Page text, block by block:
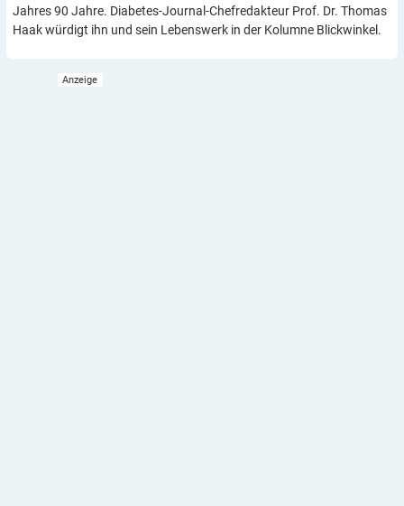
Jahres 90 Jahre. Diabetes-Journal-Chefredakteur Prof. Dr. Thomas
Haak würdigt ihn und sein Lebenswerk in der Kolumne Blickwinkel.